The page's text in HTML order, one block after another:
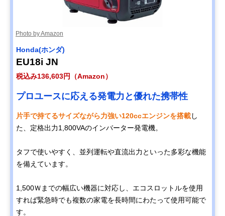
Photo by Amazon
Honda(ホンダ)
EU18i JN
税込み136,603円（Amazon）
プロユースに応える発電力と優れた携帯性
片手で持てるサイズながら力強い120ccエンジンを搭載し
た、定格出力1,800VAのインバーター発電機。
タフで使いやすく、並列運転や直流出力といった多彩な機能
を備えています。
1,500Ｗまでの幅広い機器に対応し、エコスロットルを使用
すれば緊急時でも複数の家電を長時間にわたって使用可能で
す。